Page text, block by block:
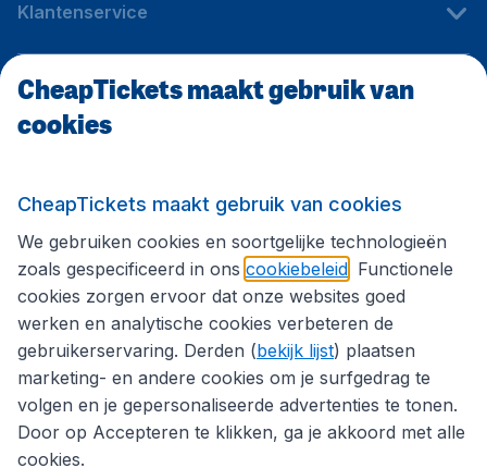
Klantenservice
CheapTickets.be
Volg CheapTickets.be
CheapTickets maakt gebruik van
cookies
CheapTickets maakt gebruik van cookies
We gebruiken cookies en soortgelijke technologieën
zoals gespecificeerd in ons cookiebeleid . Functionele
cookies zorgen ervoor dat onze websites goed
werken en analytische cookies verbeteren de
gebruikerservaring. Derden (bekijk lijst) plaatsen
marketing- en andere cookies om je surfgedrag te
volgen en je gepersonaliseerde advertenties te tonen.
Door op Accepteren te klikken, ga je akkoord met alle
cookies.